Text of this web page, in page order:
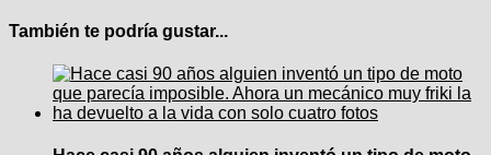
También te podría gustar...